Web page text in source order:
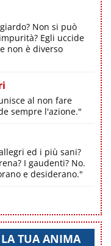
Non si può
Egli uccide
non è diverso
al non fare
sempre l'azione."
ed i più sani?
I gaudenti? No.
e desiderano."
LA TUA ANIMA